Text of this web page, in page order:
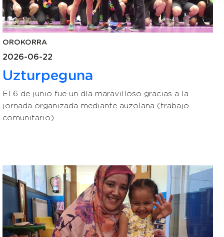
OROKORRA
2026-06-22
Uzturpeguna
El 6 de junio fue un día maravilloso gracias a la
jornada organizada mediante auzolana (trabajo
comunitario).